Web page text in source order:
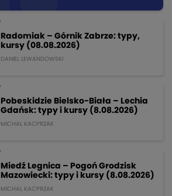
Radomiak – Górnik Zabrze: typy,
kursy (08.08.2026)
DANIEL LEWANDOWSKI
Pobeskidzie Bielsko-Biała – Lechia
Gdańsk: typy i kursy (8.08.2026)
MICHAL KACPRZAK
Miedź Legnica – Pogoń Grodzisk
Mazowiecki: typy i kursy (8.08.2026)
MICHAL KACPRZAK